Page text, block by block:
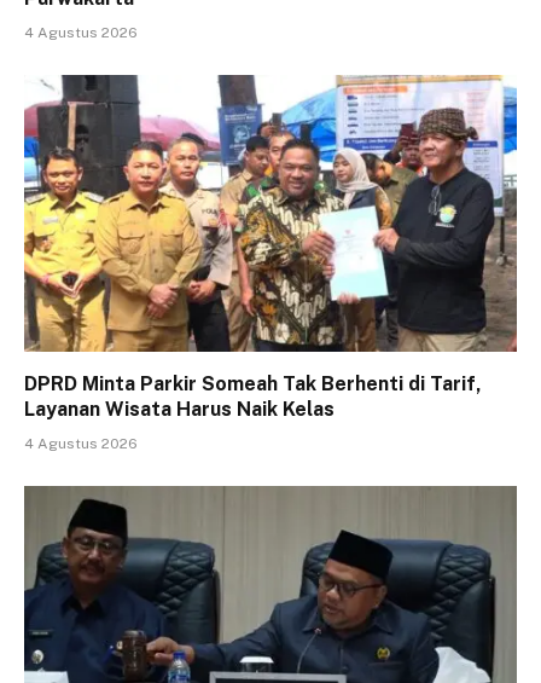
4 Agustus 2026
DPRD Minta Parkir Someah Tak Berhenti di Tarif,
Layanan Wisata Harus Naik Kelas
4 Agustus 2026